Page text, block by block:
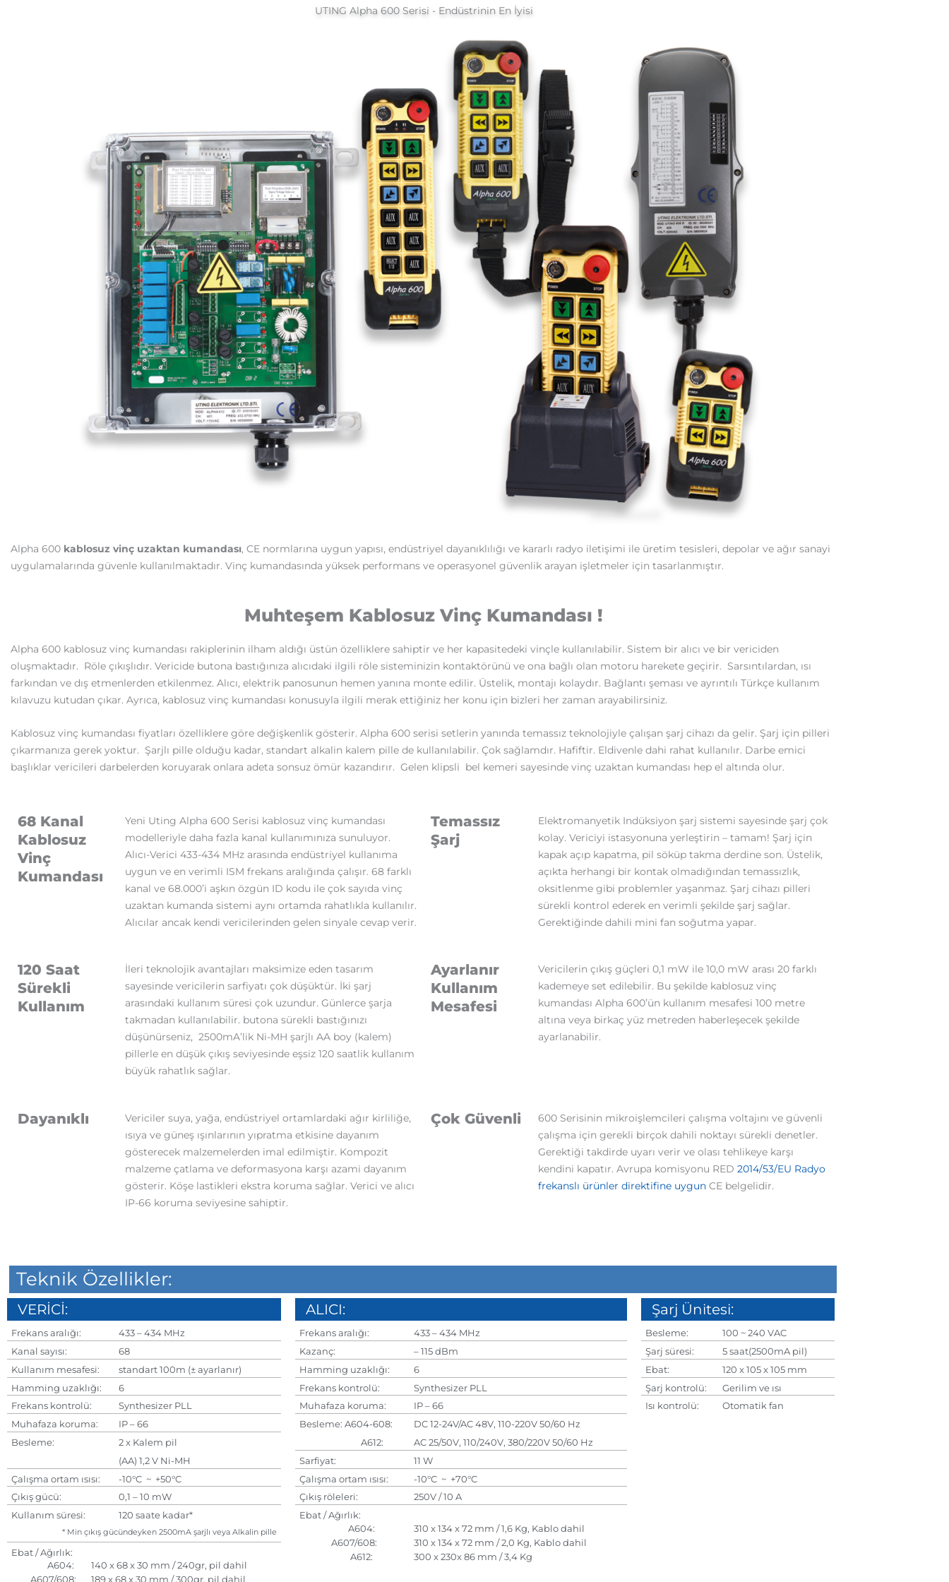
UTING Alpha 600 Serisi - Endüstrinin En İyisi
Alpha 600 kablosuz vinç uzaktan kumandası, CE normlarına uygun yapısı, endüstriyel dayanıklılığı ve kararlı radyo iletişimi ile üretim tesisleri, depolar ve ağır sanayi
uygulamalarında güvenle kullanılmaktadır. Vinç kumandasında yüksek performans ve operasyonel güvenlik arayan işletmeler için tasarlanmıştır.
Muhteşem Kablosuz Vinç Kumandası !
Alpha 600 kablosuz vinç kumandası rakiplerinin ilham aldığı üstün özelliklere sahiptir ve her kapasitedeki vinçle kullanılabilir. Sistem bir alıcı ve bir vericiden
oluşmaktadır. Röle çıkışlıdır. Vericide butona bastığınıza alıcıdaki ilgili röle sisteminizin kontaktörünü ve ona bağlı olan motoru harekete geçirir. Sarsıntılardan, ısı
farkından ve dış etmenlerden etkilenmez. Alıcı, elektrik panosunun hemen yanına monte edilir. Üstelik, montajı kolaydır. Bağlantı şeması ve ayrıntılı Türkçe kullanım
kılavuzu kutudan çıkar. Ayrıca, kablosuz vinç kumandası konusuyla ilgili merak ettiğiniz her konu için bizleri her zaman arayabilirsiniz.
Kablosuz vinç kumandası fiyatları özelliklere göre değişkenlik gösterir. Alpha 600 serisi setlerin yanında temassız teknolojiyle çalışan şarj cihazı da gelir. Şarj için pilleri
çıkarmanıza gerek yoktur. Şarjlı pille olduğu kadar, standart alkalin kalem pille de kullanılabilir. Çok sağlamdır. Hafiftir. Eldivenle dahi rahat kullanılır. Darbe emici
başlıklar vericileri darbelerden koruyarak onlara adeta sonsuz ömür kazandırır. Gelen klipsli bel kemeri sayesinde vinç uzaktan kumandası hep el altında olur.
68 Kanal
Kablosuz
Vinç
Kumandası
Yeni Uting Alpha 600 Serisi kablosuz vinç kumandası
modelleriyle daha fazla kanal kullanımınıza sunuluyor.
Alıcı-Verici 433-434 MHz arasında endüstriyel kullanıma
uygun ve en verimli ISM frekans aralığında çalışır. 68 farklı
kanal ve 68.000’i aşkın özgün ID kodu ile çok sayıda vinç
uzaktan kumanda sistemi aynı ortamda rahatlıkla kullanılır.
Alıcılar ancak kendi vericilerinden gelen sinyale cevap verir.
Temassız
Şarj
Elektromanyetik Indüksiyon şarj sistemi sayesinde şarj çok
kolay. Vericiyi istasyonuna yerleştirin – tamam! Şarj için
kapak açıp kapatma, pil söküp takma derdine son. Üstelik,
açıkta herhangi bir kontak olmadığından temassızlık,
oksitlenme gibi problemler yaşanmaz. Şarj cihazı pilleri
sürekli kontrol ederek en verimli şekilde şarj sağlar.
Gerektiğinde dahili mini fan soğutma yapar.
120 Saat
Sürekli
Kullanım
İleri teknolojik avantajları maksimize eden tasarım
sayesinde vericilerin sarfiyatı çok düşüktür. İki şarj
arasındaki kullanım süresi çok uzundur. Günlerce şarja
takmadan kullanılabilir. butona sürekli bastığınızı
düşünürseniz, 2500mA’lik Ni-MH şarjlı AA boy (kalem)
pillerle en düşük çıkış seviyesinde eşsiz 120 saatlik kullanım
büyük rahatlık sağlar.
Ayarlanır
Kullanım
Mesafesi
Vericilerin çıkış güçleri 0,1 mW ile 10,0 mW arası 20 farklı
kademeye set edilebilir. Bu şekilde kablosuz vinç
kumandası Alpha 600’ün kullanım mesafesi 100 metre
altına veya birkaç yüz metreden haberleşecek şekilde
ayarlanabilir.
Dayanıklı
Vericiler suya, yağa, endüstriyel ortamlardaki ağır kirliliğe,
ısıya ve güneş ışınlarının yıpratma etkisine dayanım
gösterecek malzemelerden imal edilmiştir. Kompozit
malzeme çatlama ve deformasyona karşı azami dayanım
gösterir. Köşe lastikleri ekstra koruma sağlar. Verici ve alıcı
IP-66 koruma seviyesine sahiptir.
Çok Güvenli
600 Serisinin mikroişlemcileri çalışma voltajını ve güvenli
çalışma için gerekli birçok dahili noktayı sürekli denetler.
Gerektiği takdirde uyarı verir ve olası tehlikeye karşı
kendini kapatır. Avrupa komisyonu RED 2014/53/EU Radyo
frekanslı ürünler direktifine uygunCE belgelidir.
Teknik Özellikler:
VERİCİ:
Frekans aralığı:
433 – 434 MHz
Kanal sayısı:
68
Kullanım mesafesi:
standart 100m (± ayarlanır)
Hamming uzaklığı:
6
Frekans kontrolü:
Synthesizer PLL
Muhafaza koruma:
IP – 66
Besleme:
2 x Kalem pil
(AA) 1,2 V Ni-MH
Çalışma ortam ısısı:
-10°C ~ +50°C
Çıkış gücü:
0,1 – 10 mW
Kullanım süresi:
120 saate kadar*
* Min çıkış gücündeyken 2500mA şarjlı veya Alkalin pille
Ebat / Ağırlık:
A604:
140 x 68 x 30 mm / 240gr, pil dahil
A607/608:
189 x 68 x 30 mm / 300gr, pil dahil
ALICI:
Frekans aralığı:
433 – 434 MHz
Kazanç:
– 115 dBm
Hamming uzaklığı:
6
Frekans kontrolü:
Synthesizer PLL
Muhafaza koruma:
IP – 66
Besleme: A604-608:
DC 12-24V/AC 48V, 110-220V 50/60 Hz
A612:
AC 25/50V, 110/240V, 380/220V 50/60 Hz
Sarfiyat:
11 W
Çalışma ortam ısısı:
-10°C ~ +70°C
Çıkış röleleri:
250V / 10 A
Ebat / Ağırlık:
A604:
310 x 134 x 72 mm / 1,6 Kg, Kablo dahil
A607/608:
310 x 134 x 72 mm / 2,0 Kg, Kablo dahil
A612:
300 x 230x 86 mm / 3,4 Kg
Şarj Ünitesi:
Besleme:
100 ~ 240 VAC
Şarj süresi:
5 saat(2500mA pil)
Ebat:
120 x 105 x 105 mm
Şarj kontrolü:
Gerilim ve ısı
Isı kontrolü:
Otomatik fan